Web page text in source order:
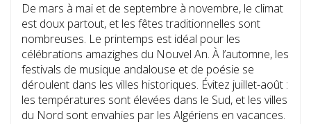
De mars à mai et de septembre à novembre, le climat
est doux partout, et les fêtes traditionnelles sont
nombreuses. Le printemps est idéal pour les
célébrations amazighes du Nouvel An. À l’automne, les
festivals de musique andalouse et de poésie se
déroulent dans les villes historiques. Évitez juillet-août :
les températures sont élevées dans le Sud, et les villes
du Nord sont envahies par les Algériens en vacances.